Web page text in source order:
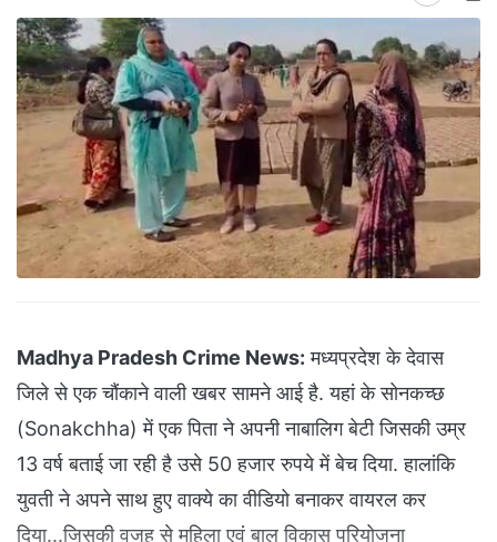
Madhya Pradesh Crime News: मध्यप्रदेश के देवास
जिले से एक चौंकाने वाली खबर सामने आई है. यहां के सोनकच्छ
(Sonakchha) में एक पिता ने अपनी नाबालिग बेटी जिसकी उम्र
13 वर्ष बताई जा रही है उसे 50 हजार रुपये में बेच दिया. हालांकि
युवती ने अपने साथ हुए वाक्ये का वीडियो बनाकर वायरल कर
दिया...जिसकी वजह से महिला एवं बाल विकास परियोजना